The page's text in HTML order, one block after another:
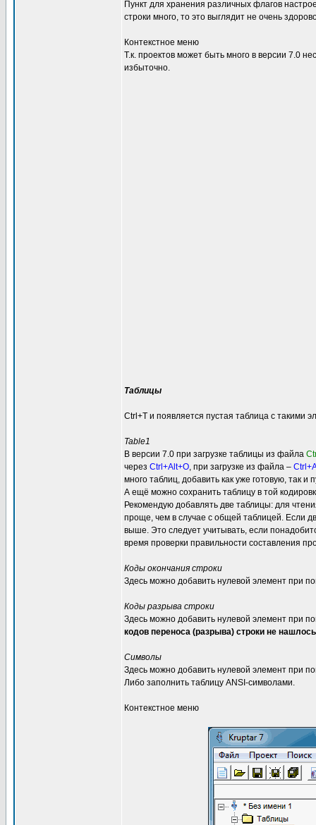
Пункт для хранения различных флагов
строки много, то это выглядит не очень
Контекстное меню
Т.к. проектов может быть много в версии 7.0
избыточно.
Таблицы
Ctrl+T и появляется пустая таблица с такими
Table1
В версии 7.0 при загрузке таблицы из файла
через Ctrl+Alt+O, при загрузке из файла –
много таблиц, добавить как уже готовую, так и
А ещё можно сохранить таблицу в той
Рекомендую добавлять две таблицы: для
проще, чем в случае с общей таблицей. Если
выше. Это следует учитывать, если
время проверки правильности составления
Коды окончания строки
Здесь можно добавить нулевой элемент при
Коды разрыва строки
Здесь можно добавить нулевой элемент при
кодов переноса (разрыва) строки не
Символы
Здесь можно добавить нулевой элемент при
Либо заполнить таблицу ANSI-символами.
Контекстное меню